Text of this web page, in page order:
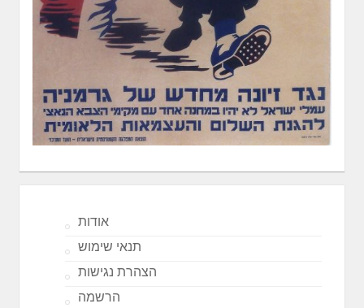
אודות
תנאי שימוש
הצהרת נגישות
הרשמה